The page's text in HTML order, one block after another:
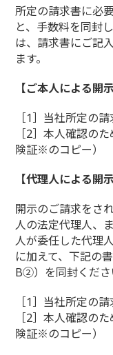
所定の請求書に必
と、手数料を同封
は、請求書にご記
ます。
【ご本人による開
［1］当社所定の
［2］本人確認の
険証※のコピー）
【代理人による開
開示のご請求をさ
人の法定代理人、
人が委任した代理
に加えて、下記の
B②）を同封くださ
［1］当社所定の
［2］本人確認の
険証※のコピー）